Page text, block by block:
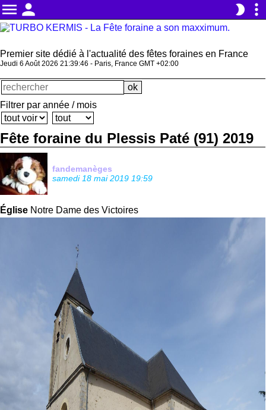
menu person brightness_2 more_vert
Premier site dédié à l'actualité des fêtes foraines en France
Jeudi 6 Août 2026 21:39:47 - Paris, France GMT +02:00
Filtrer par année / mois
Fête foraine du Plessis Paté (91) 2019
fandemanèges
samedi 18 mai 2019 19:59
Église Notre Dame des Victoires